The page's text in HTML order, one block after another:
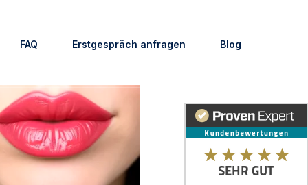
FAQ Erstgespräch anfragen Blog